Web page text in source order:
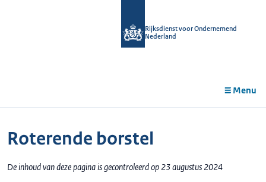
Rijksdienst voor Ondernemend
Nederland
Menu
Roterende borstel
De inhoud van deze pagina is gecontroleerd op 23 augustus 2024